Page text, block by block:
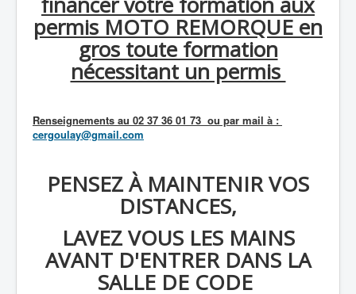
permis MOTO REMORQUE en
gros toute formation
nécessitant un permis
Renseignements au 02 37 36 01 73 ou par mail à :
cergoulay@gmail.com
PENSEZ À MAINTENIR VOS
DISTANCES,
LAVEZ VOUS LES MAINS
AVANT D'ENTRER DANS LA
SALLE DE CODE